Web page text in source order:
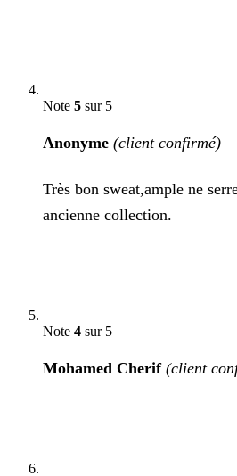
Note 5 sur 5
Anonyme (client confirmé) –
Très bon sweat,ample ne
ancienne collection.
Note 4 sur 5
Mohamed Cherif (client